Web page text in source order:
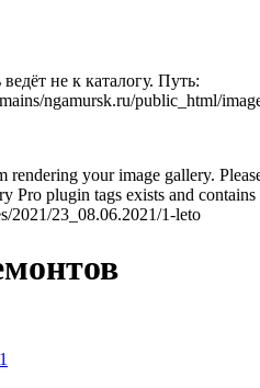
не к каталогу. Путь:
ngamursk.ru/public_html/
rendering your image gallery.
Pro plugin tags exists and
2021/23_08.06.2021/1-leto